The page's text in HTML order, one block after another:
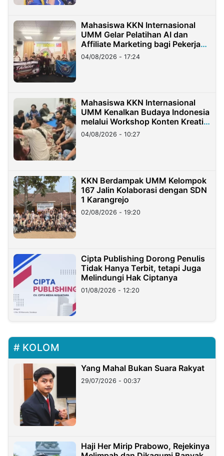
Mahasiswa KKN Internasional
UMM Gelar Pelatihan AI dan
Affiliate Marketing bagi Pekerja
Migran Indonesia di Taiwan
04/08/2026 - 17:24
Mahasiswa KKN Internasional
UMM Kenalkan Budaya Indonesia
melalui Workshop Konten Kreatif
di Taiwan
04/08/2026 - 10:27
KKN Berdampak UMM Kelompok
167 Jalin Kolaborasi dengan SDN
1 Karangrejo
02/08/2026 - 19:20
Cipta Publishing Dorong Penulis
Tidak Hanya Terbit, tetapi Juga
Melindungi Hak Ciptanya
01/08/2026 - 12:20
KOLOM
Yang Mahal Bukan Suara Rakyat
29/07/2026 - 00:37
Haji Her Mirip Prabowo, Rejekinya